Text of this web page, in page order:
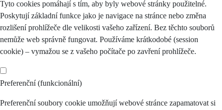
Tyto cookies pomáhají s tím, aby byly webové stránky použitelné.
Poskytují základní funkce jako je navigace na stránce nebo změna
rozlišení prohlížeče dle velikosti vašeho zařízení. Bez těchto souborů
nemůže web správně fungovat. Používáme krátkodobé (session
cookie) – vymažou se z vašeho počítače po zavření prohlížeče.
Preferenční (funkcionální)
Preferenční soubory cookie umožňují webové stránce zapamatovat si